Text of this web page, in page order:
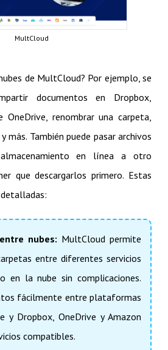
MultCloud
de MultCloud? Por ejemplo, se
documentos en Dropbox,
OneDrive, renombrar una carpeta,
más. También puede pasar archivos
en línea a otro
que descargarlos primero. Estas
nubes: MultCloud permite
entre diferentes servicios
en la nube sin complicaciones.
fácilmente entre plataformas
y Dropbox, OneDrive y Amazon
compatibles.